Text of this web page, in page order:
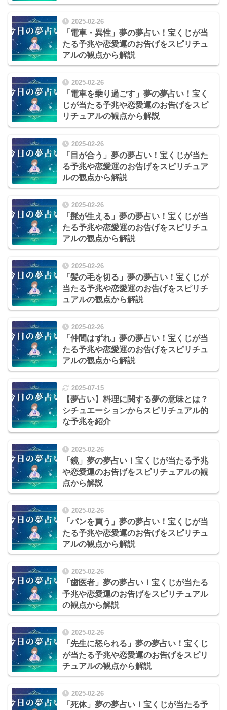
2025-02-26
「電車・異性」夢の夢占い！宝くじが当
たる予兆や恋愛運のお告げをスピリチュ
アルの観点から解説
2025-02-26
「電車を乗り過ごす」夢の夢占い！宝く
じが当たる予兆や恋愛運のお告げをスピ
リチュアルの観点から解説
2025-02-26
「目が合う」夢の夢占い！宝くじが当た
る予兆や恋愛運のお告げをスピリチュア
ルの観点から解説
2025-02-26
「髭が生える」夢の夢占い！宝くじが当
たる予兆や恋愛運のお告げをスピリチュ
アルの観点から解説
2025-02-26
「髪の毛を切る」夢の夢占い！宝くじが
当たる予兆や恋愛運のお告げをスピリチ
ュアルの観点から解説
2025-02-26
「仲間はずれ」夢の夢占い！宝くじが当
たる予兆や恋愛運のお告げをスピリチュ
アルの観点から解説
2025-07-15
【夢占い】料理に関する夢の意味とは？
シチュエーションからスピリチュアル的
な予兆を紹介
2025-02-26
「鏡」夢の夢占い！宝くじが当たる予兆
や恋愛運のお告げをスピリチュアルの観
点から解説
2025-02-26
「パンを買う」夢の夢占い！宝くじが当
たる予兆や恋愛運のお告げをスピリチュ
アルの観点から解説
2025-02-26
「歯医者」夢の夢占い！宝くじが当たる
予兆や恋愛運のお告げをスピリチュアル
の観点から解説
2025-02-26
「先生に怒られる」夢の夢占い！宝くじ
が当たる予兆や恋愛運のお告げをスピリ
チュアルの観点から解説
2025-02-26
「死体」夢の夢占い！宝くじが当たる予